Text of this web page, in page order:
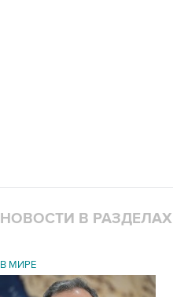
НОВОСТИ В РАЗДЕЛАХ
В МИРЕ